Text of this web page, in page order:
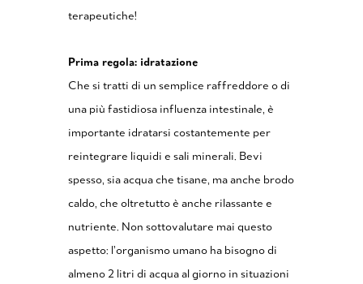
terapeutiche!
Prima regola: idratazione
Che si tratti di un semplice raffreddore o di
una più fastidiosa influenza intestinale, è
importante idratarsi costantemente per
reintegrare liquidi e sali minerali. Bevi
spesso, sia acqua che tisane, ma anche brodo
caldo, che oltretutto è anche rilassante e
nutriente. Non sottovalutare mai questo
aspetto: l’organismo umano ha bisogno di
almeno 2 litri di acqua al giorno in situazioni